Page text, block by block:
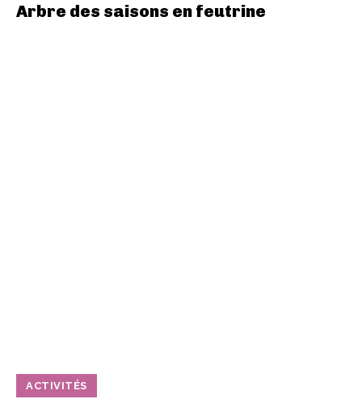
Arbre des saisons en feutrine
ACTIVITÉS